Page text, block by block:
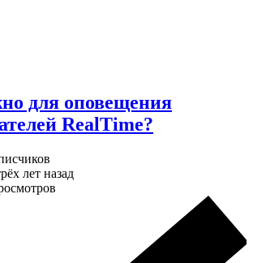
для оповещения
RealTime?
лет назад